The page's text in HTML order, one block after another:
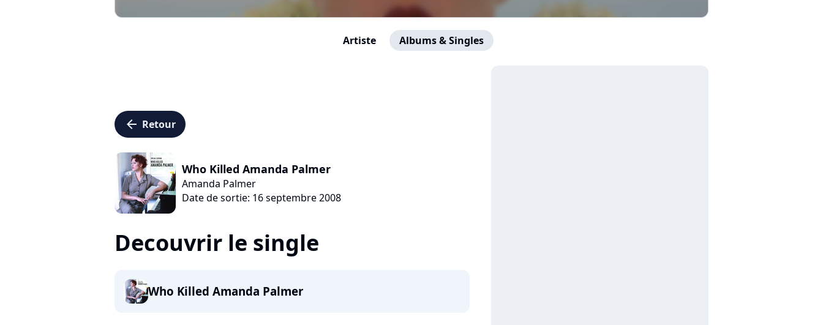
Artiste Albums & Singles
arrow_left Retour
Who Killed Amanda Palmer
Amanda Palmer
Date de sortie: 16 septembre 2008
Decouvrir le single
Who Killed Amanda Palmer